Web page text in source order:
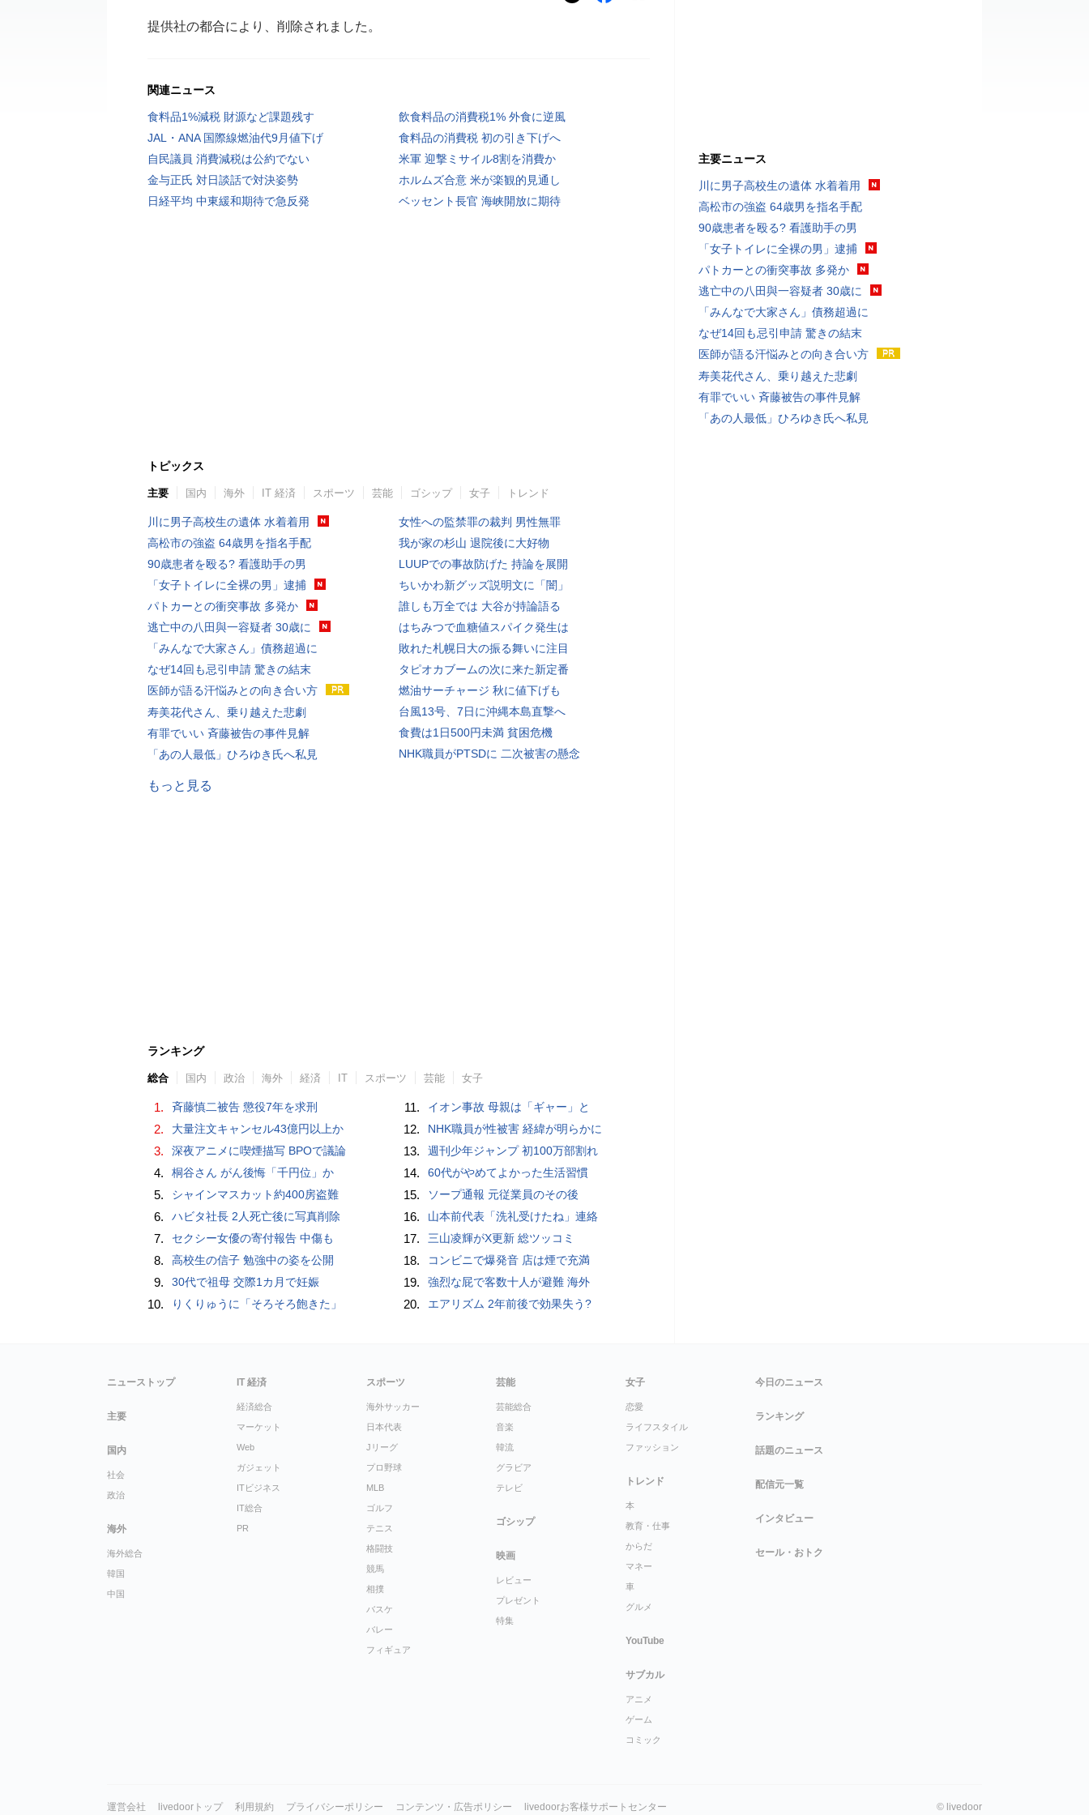
提供社の都合により、削除されました。
関連ニュース
食料品1%減税 財源など課題残す
飲食料品の消費税1% 外食に逆風
JAL・ANA 国際線燃油代9月値下げ
食料品の消費税 初の引き下げへ
自民議員 消費減税は公約でない
米軍 迎撃ミサイル8割を消費か
金与正氏 対日談話で対決姿勢
ホルムズ合意 米が楽観的見通し
日経平均 中東緩和期待で急反発
ベッセント長官 海峡開放に期待
トピックス
主要 国内 海外 IT 経済 スポーツ 芸能 ゴシップ 女子 トレンド
川に男子高校生の遺体 水着着用
高松市の強盗 64歳男を指名手配
90歳患者を殴る? 看護助手の男
「女子トイレに全裸の男」逮捕
パトカーとの衝突事故 多発か
逃亡中の八田與一容疑者 30歳に
「みんなで大家さん」債務超過に
なぜ14回も忌引申請 驚きの結末
医師が語る汗悩みとの向き合い方
寿美花代さん、乗り越えた悲劇
有罪でいい 斉藤被告の事件見解
「あの人最低」ひろゆき氏へ私見
女性への監禁罪の裁判 男性無罪
我が家の杉山 退院後に大好物
LUUPでの事故防げた 持論を展開
ちいかわ新グッズ説明文に「闇」
誰しも万全では 大谷が持論語る
はちみつで血糖値スパイク発生は
敗れた札幌日大の振る舞いに注目
タピオカブームの次に来た新定番
燃油サーチャージ 秋に値下げも
台風13号、7日に沖縄本島直撃へ
食費は1日500円未満 貧困危機
NHK職員がPTSDに 二次被害の懸念
もっと見る
ランキング
総合 国内 政治 海外 経済 IT スポーツ 芸能 女子
1. 斉藤慎二被告 懲役7年を求刑
2. 大量注文キャンセル43億円以上か
3. 深夜アニメに喫煙描写 BPOで議論
4. 桐谷さん がん後悔「千円位」か
5. シャインマスカット約400房盗難
6. ハビタ社長 2人死亡後に写真削除
7. セクシー女優の寄付報告 中傷も
8. 高校生の信子 勉強中の姿を公開
9. 30代で祖母 交際1カ月で妊娠
10. りくりゅうに「そろそろ飽きた」
11. イオン事故 母親は「ギャー」と
12. NHK職員が性被害 経緯が明らかに
13. 週刊少年ジャンプ 初100万部割れ
14. 60代がやめてよかった生活習慣
15. ソープ通報 元従業員のその後
16. 山本前代表「洗礼受けたね」連絡
17. 三山凌輝がX更新 総ツッコミ
18. コンビニで爆発音 店は煙で充満
19. 強烈な屁で客数十人が避難 海外
20. エアリズム 2年前後で効果失う?
主要ニュース
川に男子高校生の遺体 水着着用
高松市の強盗 64歳男を指名手配
90歳患者を殴る? 看護助手の男
「女子トイレに全裸の男」逮捕
パトカーとの衝突事故 多発か
逃亡中の八田與一容疑者 30歳に
「みんなで大家さん」債務超過に
なぜ14回も忌引申請 驚きの結末
医師が語る汗悩みとの向き合い方
寿美花代さん、乗り越えた悲劇
有罪でいい 斉藤被告の事件見解
「あの人最低」ひろゆき氏へ私見
ニューストップ
主要
国内
社会
政治
海外
海外総合
韓国
中国
IT 経済
経済総合
マーケット
Web
ガジェット
ITビジネス
IT総合
PR
スポーツ
海外サッカー
日本代表
Jリーグ
プロ野球
MLB
ゴルフ
テニス
格闘技
競馬
相撲
バスケ
バレー
フィギュア
芸能
芸能総合
音楽
韓流
グラビア
テレビ
ゴシップ
映画
レビュー
プレゼント
特集
女子
恋愛
ライフスタイル
ファッション
トレンド
本
教育・仕事
からだ
マネー
車
グルメ
YouTube
サブカル
アニメ
ゲーム
コミック
今日のニュース
ランキング
話題のニュース
配信元一覧
インタビュー
セール・おトク
運営会社 livedoorトップ 利用規約 プライバシーポリシー コンテンツ・広告ポリシー livedoorお客様サポートセンター © livedoor